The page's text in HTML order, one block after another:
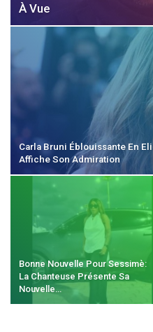
À Vue
Carla Bruni Éblouissante En
Affiche Son Admiration
Bonne Nouvelle Pour Sessimè:
La Chanteuse Présente Sa
Nouvelle…